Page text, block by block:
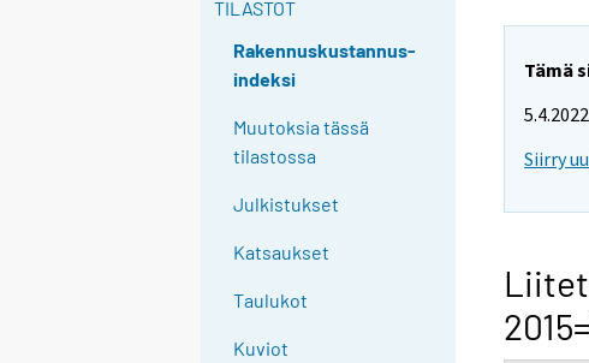
TILASTOT
Rakennuskustannus-
indeksi
Muutoksia tässä
tilastossa
Julkistukset
Katsaukset
Taulukot
Kuviot
Tämä
Siirry